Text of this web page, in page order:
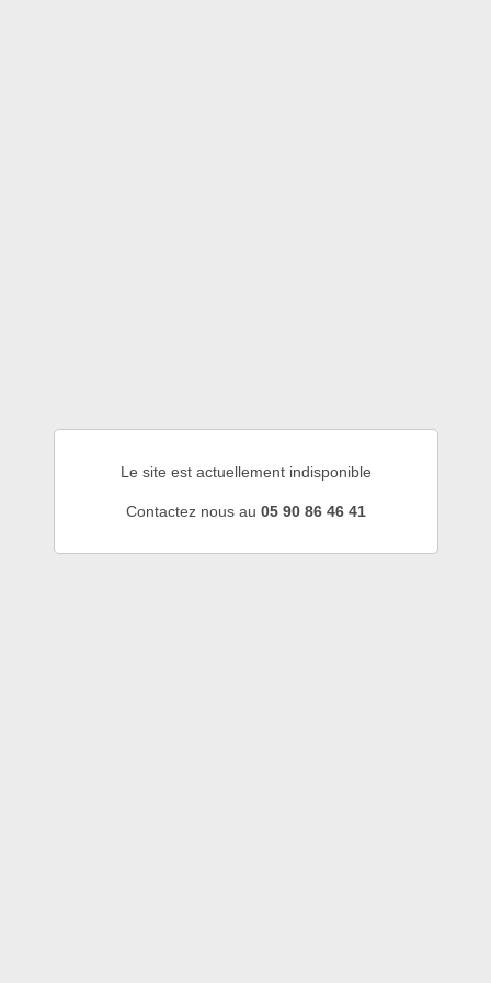
Le site est actuellement indisponible
Contactez nous au 05 90 86 46 41